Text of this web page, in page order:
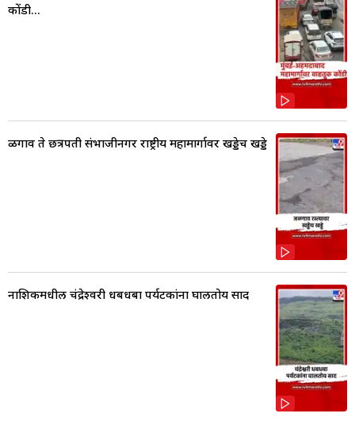
कोंडी...
ळगाव ते छत्रपती संभाजीनगर राष्ट्रीय महामार्गावर खड्डेच खड्डे
नाशिकमधील चंद्रेश्वरी धबधबा पर्यटकांना घालतोय साद